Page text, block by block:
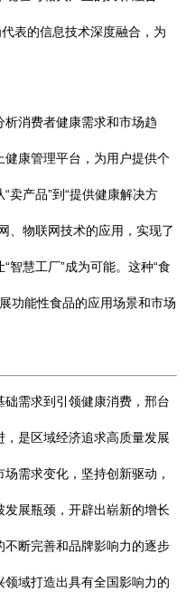
代表的信息技术深度融合，为
消费者健康需求和市场趋
康管理平台，为用户提供个
卖产品”到“提供健康解决方
、物联网技术的应用，实现了
智慧工厂”成为可能。这种“食
功能性食品的应用场景和市场
需求到引领健康消费，邢台
是区域经济追求高质量发展
需求变化，坚持创新驱动，
展瓶颈，开辟出崭新的增长
断完善和品牌影响力的逐步
域打造出具有全国影响力的